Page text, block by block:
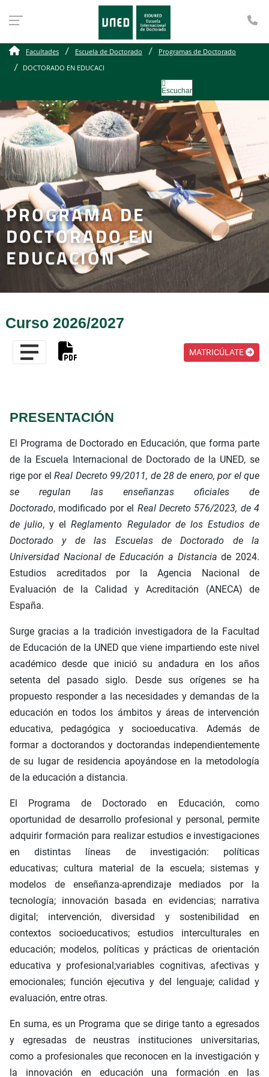
Facultades Escuela de Doctorado
Programas de Doctorado
DOCTORADO EN EDUCACI
Escuchar
PROGRAMA DE
DOCTORADO EN
EDUCACIÓN
Curso 2026/2027
MATRICÚLATE
PRESENTACIÓN
El Programa de Doctorado en Educación, que forma parte
de la Escuela Internacional de Doctorado de la UNED, se
rige por elReal Decreto 99/2011, de 28 de enero, por el que
se regulan las enseñanzas oficiales de
Doctorado, modificado por el Real Decreto 576/2023, de 4
de julio, y elReglamento Regulador de los Estudios de
Doctorado y de las Escuelas de Doctorado de la
Universidad Nacional de Educación a Distancia de 2024.
Estudios acreditados por la Agencia Nacional de
Evaluación de la Calidad y Acreditación (ANECA) de
España.
Surge gracias a la tradición investigadora de la Facultad
de Educación de la UNED que viene impartiendo este nivel
académico desde que inició su andadura en los años
setenta del pasado siglo. Desde sus orígenes se ha
propuesto responder a las necesidades y demandas de la
educación en todos los ámbitos y áreas de intervención
educativa, pedagógica y socioeducativa. Además de
formar a doctorandos y doctorandas independientemente
de su lugar de residencia apoyándose en la metodología
de la educación a distancia.
El Programa de Doctorado en Educación, como
oportunidad de desarrollo profesional y personal, permite
adquirir formación para realizar estudios e investigaciones
en distintas líneas de investigación: políticas
educativas; cultura material de la escuela; sistemas y
modelos de enseñanza-aprendizaje mediados por la
tecnología; innovación basada en evidencias; narrativa
digital; intervención, diversidad y sostenibilidad en
contextos socioeducativos; estudios interculturales en
educación; modelos, políticas y prácticas de orientación
educativa y profesional;variables cognitivas, afectivas y
emocionales; función ejecutiva y del lenguaje; calidad y
evaluación, entre otras.
En suma, es un Programa que se dirige tanto a egresados
y egresadas de neustras instituciones universitarias,
como a profesionales que reconocen en la investigación y
la innovación en educación una formación en las